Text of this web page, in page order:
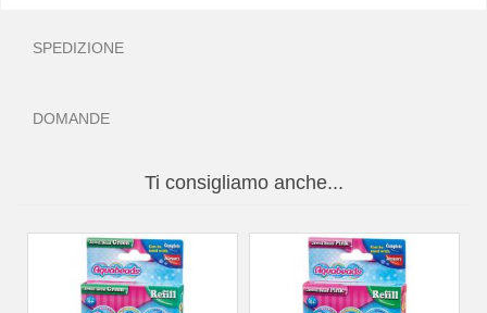
SPEDIZIONE
DOMANDE
Ti consigliamo anche...